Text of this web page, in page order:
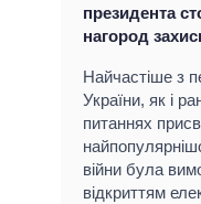
президента
нагород
Найчастіше з
України, як і
питаннях
війни була
відкриттям